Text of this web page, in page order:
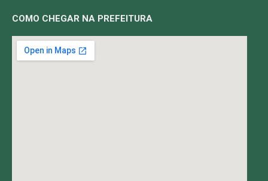
COMO CHEGAR NA PREFEITURA